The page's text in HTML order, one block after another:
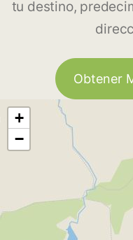
tu destino,
Obtener
+
−